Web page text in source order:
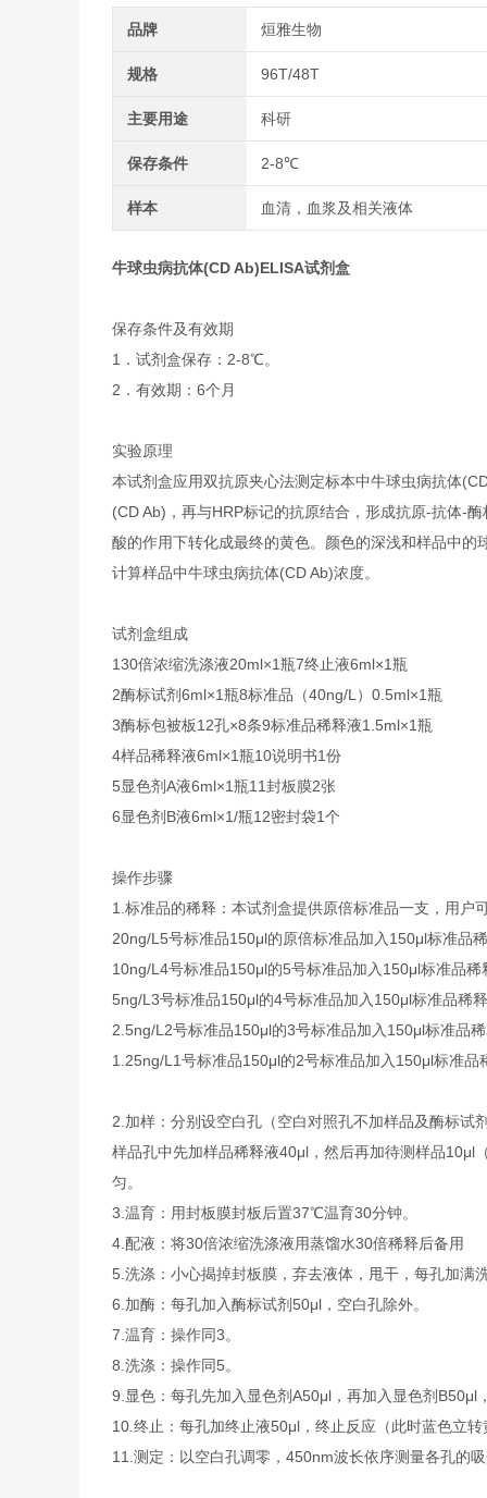
品牌 烜雅生物
规格 96T/48T
主要用途 科研
保存条件 2-8℃
样本 血清，血浆及相关液体
牛球虫病抗体(CD Ab)ELISA试剂盒
保存条件及有效期
1．试剂盒保存：2-8℃。
2．有效期：6个月
实验原理
本试剂盒应用双抗原夹心法测定标本中牛球虫病抗体
(CD Ab)，再与HRP标记的抗原结合，形成抗原-抗体-
酸的作用下转化成最终的黄色。颜色的深浅和样品中
计算样品中牛球虫病抗体(CD Ab)浓度。
试剂盒组成
130倍浓缩洗涤液20ml×1瓶7终止液6ml×1瓶
2酶标试剂6ml×1瓶8标准品（40ng/L） 0.5ml×1瓶
3酶标包被板12孔×8条9标准品稀释液1.5ml×1瓶
4样品稀释液6ml×1瓶10说明书1份
5显色剂A液6ml×1瓶11封板膜2张
6显色剂B液6ml×1/瓶12密封袋1个
操作步骤
1.标准品的稀释：本试剂盒提供原倍标准品一支，用户
20ng/L 5号标准品150μl的原倍标准品加入150μl标准品
10ng/L 4号标准品150μl的5号标准品加入150μl标准品稀
5ng/L 3号标准品150μl的4号标准品加入150μl标准品稀
2.5ng/L 2号标准品150μl的3号标准品加入150μl标准品
1.25ng/L 1号标准品150μl的2号标准品加入150μl标准品
2.加样：分别设空白孔（空白对照孔不加样品及酶标试
样品孔中先加样品稀释液40μl，然后再加待测样品10μl
匀。
3.温育：用封板膜封板后置37℃温育30分钟。
4.配液：将30倍浓缩洗涤液用蒸馏水30倍稀释后备用
5.洗涤：小心揭掉封板膜，弃去液体，甩干，每孔加满
6.加酶：每孔加入酶标试剂50μl，空白孔除外。
7.温育：操作同3。
8.洗涤：操作同5。
9.显色：每孔先加入显色剂A50μl，再加入显色剂
10.终止：每孔加终止液50μl，终止反应（此时蓝色立转
11.测定：以空白孔调零，450nm波长依序测量各孔的